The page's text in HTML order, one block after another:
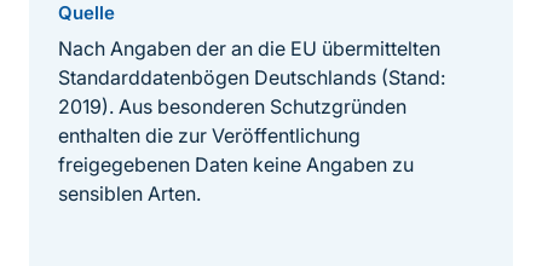
Quelle
Nach Angaben der an die EU übermittelten
Standarddatenbögen Deutschlands (Stand:
2019). Aus besonderen Schutzgründen
enthalten die zur Veröffentlichung
freigegebenen Daten keine Angaben zu
sensiblen Arten.